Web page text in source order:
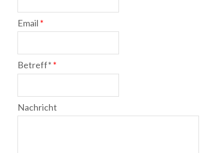
Email *
Betreff* *
Nachricht